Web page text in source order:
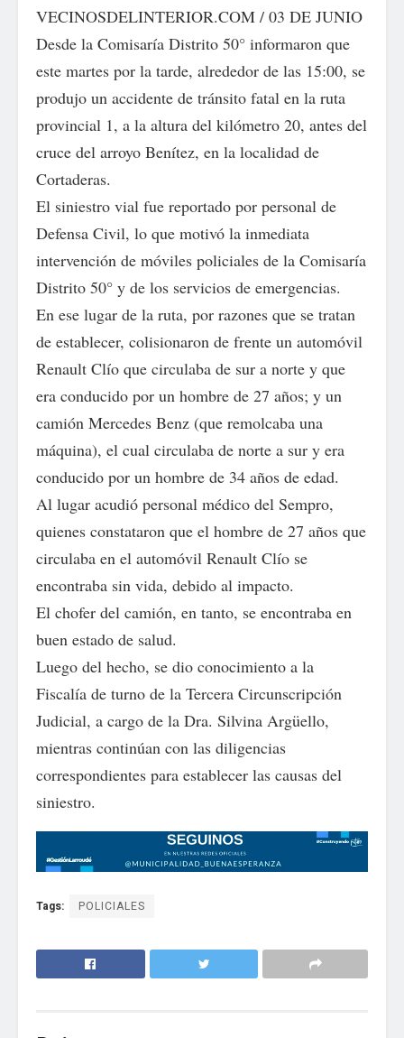
VECINOSDELINTERIOR.COM / 03 DE JUNIO
Desde la Comisaría Distrito 50° informaron que
este martes por la tarde, alrededor de las 15:00, se
produjo un accidente de tránsito fatal en la ruta
provincial 1, a la altura del kilómetro 20, antes del
cruce del arroyo Benítez, en la localidad de
Cortaderas.
El siniestro vial fue reportado por personal de
Defensa Civil, lo que motivó la inmediata
intervención de móviles policiales de la Comisaría
Distrito 50° y de los servicios de emergencias.
En ese lugar de la ruta, por razones que se tratan
de establecer, colisionaron de frente un automóvil
Renault Clío que circulaba de sur a norte y que
era conducido por un hombre de 27 años; y un
camión Mercedes Benz (que remolcaba una
máquina), el cual circulaba de norte a sur y era
conducido por un hombre de 34 años de edad.
Al lugar acudió personal médico del Sempro,
quienes constataron que el hombre de 27 años que
circulaba en el automóvil Renault Clío se
encontraba sin vida, debido al impacto.
El chofer del camión, en tanto, se encontraba en
buen estado de salud.
Luego del hecho, se dio conocimiento a la
Fiscalía de turno de la Tercera Circunscripción
Judicial, a cargo de la Dra. Silvina Argüello,
mientras continúan con las diligencias
correspondientes para establecer las causas del
siniestro.
Tags: POLICIALES